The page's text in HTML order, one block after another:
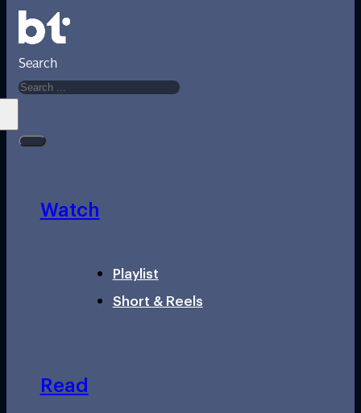
Search
Watch
Playlist
Short & Reels
Read